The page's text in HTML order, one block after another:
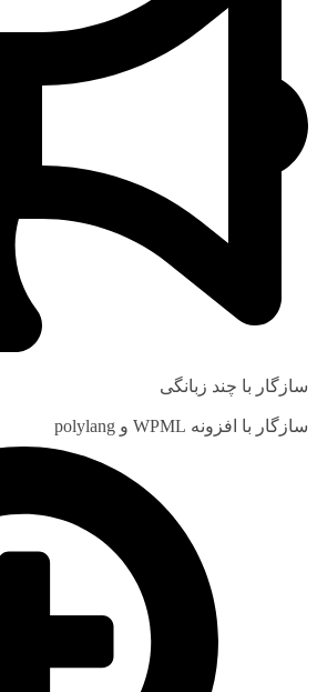
سازگار با چند زبانگی
سازگار با افزونه WPML و polylang